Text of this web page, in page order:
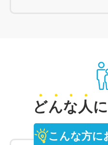
どんな 人
こんな方に